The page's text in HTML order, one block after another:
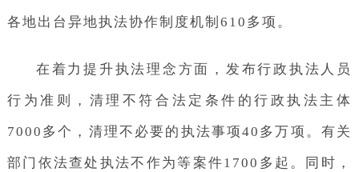
各地出台异地执法协作制度机制610多项。
在着力提升执法理念方面，发布行政执法人员
行为准则，清理不符合法定条件的行政执法主体
7000多个，清理不必要的执法事项40多万项。有关
部门依法查处执法不作为等案件1700多起。同时，